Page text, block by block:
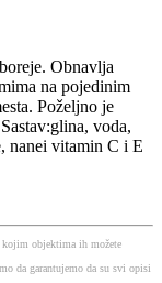
Obnavlja
na pojedinim
Poželjno je
voda,
nanei vitamin C i E
kojim objektima ih možete
da garantujemo da su svi opisi